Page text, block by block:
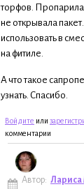
торфов.
не открывала
использовать в
на фитиле.
А что такое
узнать. Спасибо.
Войдите или
комментарии
Автор: